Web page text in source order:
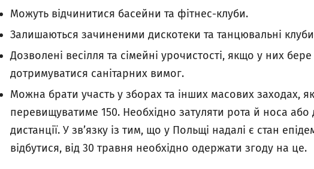
Можуть відчинитися басейни та фітнес-клуби.
Залишаються зачиненими дискотеки та танцювальні
Дозволені весілля та сімейні урочистості, якщо у них
дотримуватися санітарних вимог.
Можна брати участь у зборах та інших масових заходах,
перевищуватиме 150. Необхідно затуляти рота й носа або
дистанції. У зв’язку із тим, що у Польщі надалі є стан
відбутися, від 30 травня необхідно одержати згоду на це.